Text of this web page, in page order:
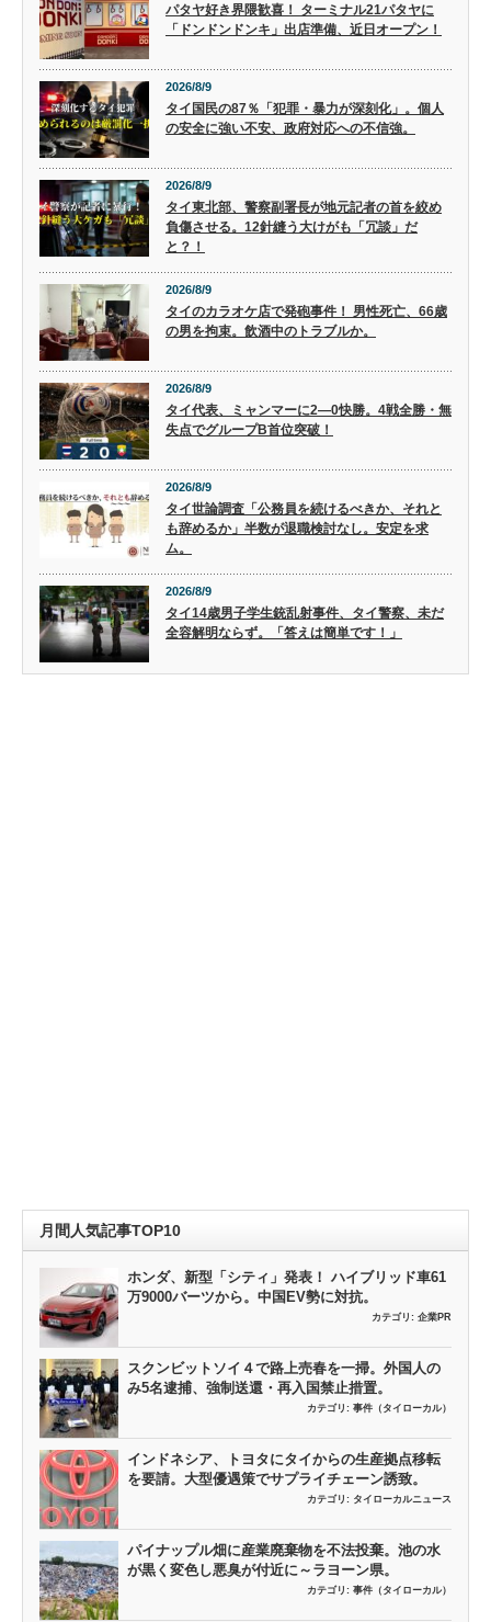
パタヤ好き界隈歓喜！ ターミナル21パタヤに
「ドンドンドンキ」出店準備、近日オープン！
2026/8/9
タイ国民の87％「犯罪・暴力が深刻化」。個人
の安全に強い不安、政府対応への不信強。
2026/8/9
タイ東北部、警察副署長が地元記者の首を絞め
負傷させる。12針縫う大けがも「冗談」だ
と？！
2026/8/9
タイのカラオケ店で発砲事件！ 男性死亡、66歳
の男を拘束。飲酒中のトラブルか。
2026/8/9
タイ代表、ミャンマーに2―0快勝。4戦全勝・無
失点でグループB首位突破！
2026/8/9
タイ世論調査「公務員を続けるべきか、それと
も辞めるか」半数が退職検討なし。安定を求
ム。
2026/8/9
タイ14歳男子学生銃乱射事件、タイ警察、未だ
全容解明ならず。「答えは簡単です！」
月間人気記事TOP10
ホンダ、新型「シティ」発表！ ハイブリッド車61
万9000バーツから。中国EV勢に対抗。
カテゴリ: 企業PR
スクンビットソイ４で路上売春を一掃。外国人の
み5名逮捕、強制送還・再入国禁止措置。
カテゴリ: 事件（タイローカル）
インドネシア、トヨタにタイからの生産拠点移転
を要請。大型優遇策でサプライチェーン誘致。
カテゴリ: タイローカルニュース
パイナップル畑に産業廃棄物を不法投棄。池の水
が黒く変色し悪臭が付近に～ラヨーン県。
カテゴリ: 事件（タイローカル）